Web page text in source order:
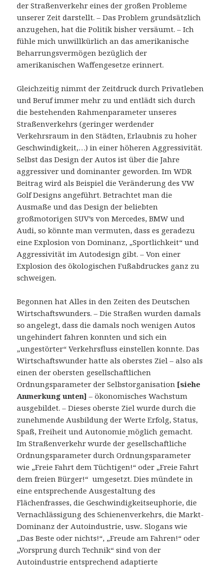
der Straßenverkehr eines der großen Probleme
unserer Zeit darstellt. – Das Problem grundsätzlich
anzugehen, hat die Politik bisher versäumt. – Ich
fühle mich unwillkürlich an das amerikanische
Beharrungsvermögen bezüglich der
amerikanischen Waffengesetze erinnert.
Gleichzeitig nimmt der Zeitdruck durch Privatleben
und Beruf immer mehr zu und entlädt sich durch
die bestehenden Rahmenparameter unseres
Straßenverkehrs (geringer werdender
Verkehrsraum in den Städten, Erlaubnis zu hoher
Geschwindigkeit,…) in einer höheren Aggressivität.
Selbst das Design der Autos ist über die Jahre
aggressiver und dominanter geworden. Im WDR
Beitrag wird als Beispiel die Veränderung des VW
Golf Designs angeführt. Betrachtet man die
Ausmaße und das Design der beliebten
großmotorigen SUV’s von Mercedes, BMW und
Audi, so könnte man vermuten, dass es geradezu
eine Explosion von Dominanz, „Sportlichkeit“ und
Aggressivität im Autodesign gibt. – Von einer
Explosion des ökologischen Fußabdruckes ganz zu
schweigen.
Begonnen hat Alles in den Zeiten des Deutschen
Wirtschaftswunders. – Die Straßen wurden damals
so angelegt, dass die damals noch wenigen Autos
ungehindert fahren konnten und sich ein
„ungestörter“ Verkehrsfluss einstellen konnte. Das
Wirtschaftswunder hatte als oberstes Ziel – also als
einen der obersten gesellschaftlichen
Ordnungsparameter der Selbstorganisation [siehe
Anmerkung unten] – ökonomisches Wachstum
ausgebildet. – Dieses oberste Ziel wurde durch die
zunehmende Ausbildung der Werte Erfolg, Status,
Spaß, Freiheit und Autonomie möglich gemacht.
Im Straßenverkehr wurde der gesellschaftliche
Ordnungsparameter durch Ordnungsparameter
wie „Freie Fahrt dem Tüchtigen!“ oder „Freie Fahrt
dem freien Bürger!“ umgesetzt. Dies mündete in
eine entsprechende Ausgestaltung des
Flächenfrasses, die Geschwindigkeitseuphorie, die
Vernachlässigung des Schienenverkehrs, die Markt-
Dominanz der Autoindustrie, usw.. Slogans wie
„Das Beste oder nichts!“, „Freude am Fahren!“ oder
„Vorsprung durch Technik“ sind von der
Autoindustrie entsprechend adaptierte